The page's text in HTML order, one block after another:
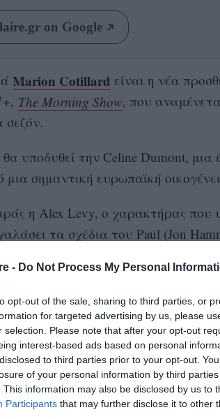
- Do Not Process My Personal
opt-out of the sale, sharing to third parties, or
for targeted advertising by us, please
selection. Please note that after your opt-out
interest-based ads based on personal
to third parties prior to your opt-out.
of your personal information by third
This information may also be disclosed by us to
Participants that may further disclose it to other
on Google
Marion Cotillard είναι η νέα
The Morning Show, που
σεζόν.
υποδυθεί την Celine Dumont, μια
σημαντική ευρωπαϊκή
η Alex Levy, ο χαρακτήρας που
τα σχέδια του Paul (Jon
του το τηλεοπτικό δίκτυο. Όλα τα
η εμφάνιση νέων παικτών στο
στην τηλεόραση ήταν στη
επίσης παραγωγή του Apple TV+.
την Cotillard στη σειράThe
γαλλικά: